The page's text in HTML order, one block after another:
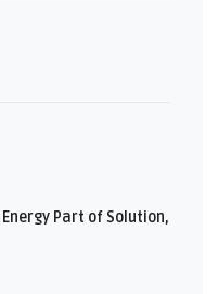
Part of Solution,